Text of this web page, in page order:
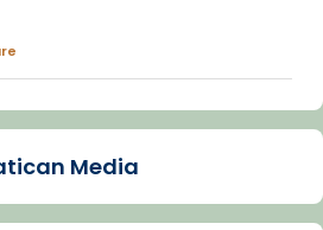
de Barcelona
depressió. Fa gairebé
Lluís Companys, la
Media